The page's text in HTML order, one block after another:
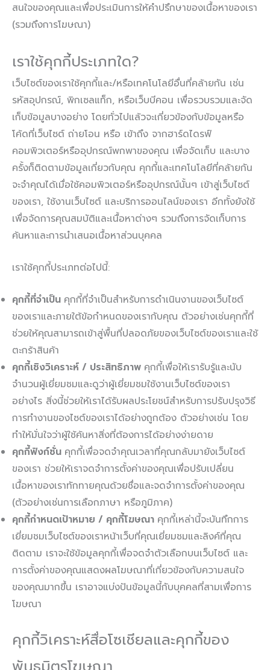
สนใจของคุณและเพื่อประเมินการให้คำปรึกษาของเนื้อหาของเรา
(รวมถึงการโฆษณา)
เราใช้คุกกี้ประเภทใด?
เว็บไซต์ของเราใช้คุกกี้และ/หรือเทคโนโลยีอื่นที่คล้ายกัน เช่น
รหัสอุปกรณ์, พิกเซลแท็ก, หรือเว็บบีคอน เพื่อรวบรวมและจัด
เก็บข้อมูลบางอย่าง โดยทั่วไปแล้วจะเกี่ยวข้องกับข้อมูลหรือ
โค้ดที่เว็บไซต์ ถ่ายโอน หรือ เข้าถึง จากฮาร์ดไดรฟ์
คอมพิวเตอร์หรืออุปกรณ์พกพาของคุณ เพื่อจัดเก็บ และบาง
ครั้งก็ติดตามข้อมูลเกี่ยวกับคุณ คุกกี้และเทคโนโลยีที่คล้ายกัน
จะจำคุณได้เมื่อใช้คอมพิวเตอร์หรืออุปกรณ์นั้นๆ เข้าสู่เว็บไซต์
ของเรา, ใช้งานเว็บไซต์ และบริการออนไลน์ของเรา อีกทั้งยังใช้
เพื่อจัดการคุณสมบัติและเนื้อหาต่างๆ รวมถึงการจัดเก็บการ
ค้นหาและการนำเสนอเนื้อหาส่วนบุคคล
เราใช้คุกกี้ประเภทต่อไปนี้:
คุกกี้ที่จำเป็น คุกกี้ที่จำเป็นสำหรับการดำเนินงานของเว็บไซต์
ของเราและภายใต้ข้อกำหนดของเรากับคุณ ตัวอย่างเช่นคุกกี้ที่
ช่วยให้คุณสามารถเข้าสู่พื้นที่ปลอดภัยของเว็บไซต์ของเราและใช้
ตะกร้าสินค้า
คุกกี้เชิงวิเคราะห์ / ประสิทธิภาพ คุกกี้เพื่อให้เรารับรู้และนับ
จำนวนผู้เยี่ยมชมและดูว่าผู้เยี่ยมชมใช้งานเว็บไซต์ของเรา
อย่างไร สิ่งนี้ช่วยให้เราได้รับผลประโยชน์สำหรับการปรับปรุงวิธี
การทำงานของไซต์ของเราได้อย่างถูกต้อง ตัวอย่างเช่น โดย
ทำให้มั่นใจว่าผู้ใช้ค้นหาสิ่งที่ต้องการได้อย่างง่ายดาย
คุกกี้ฟังก์ชั่น คุกกี้เพื่อจดจำคุณเวลาที่คุณกลับมายังเว็บไซต์
ของเรา ช่วยให้เราจดจำการตั้งค่าของคุณเพื่อปรับเปลี่ยน
เนื้อหาของเราทักทายคุณด้วยชื่อและจดจำการตั้งค่าของคุณ
(ตัวอย่างเช่นการเลือกภาษา หรือภูมิภาค)
คุกกี้กำหนดเป้าหมาย / คุกกี้โฆษณา คุกกี้เหล่านี้จะบันทึกการ
เยี่ยมชมเว็บไซต์ของเราหน้าเว็บที่คุณเยี่ยมชมและลิงค์ที่คุณ
ติดตาม เราจะใช้ข้อมูลคุกกี้เพื่อจดจำตัวเลือกบนเว็บไซต์ และ
การตั้งค่าของคุณแสดงผลโฆษณาที่เกี่ยวข้องกับความสนใจ
ของคุณมากขึ้น เราอาจแบ่งปันข้อมูลนี้กับบุคคลที่สามเพื่อการ
โฆษณา
คุกกี้วิเคราะห์สื่อโซเชียลและคุกกี้ของ